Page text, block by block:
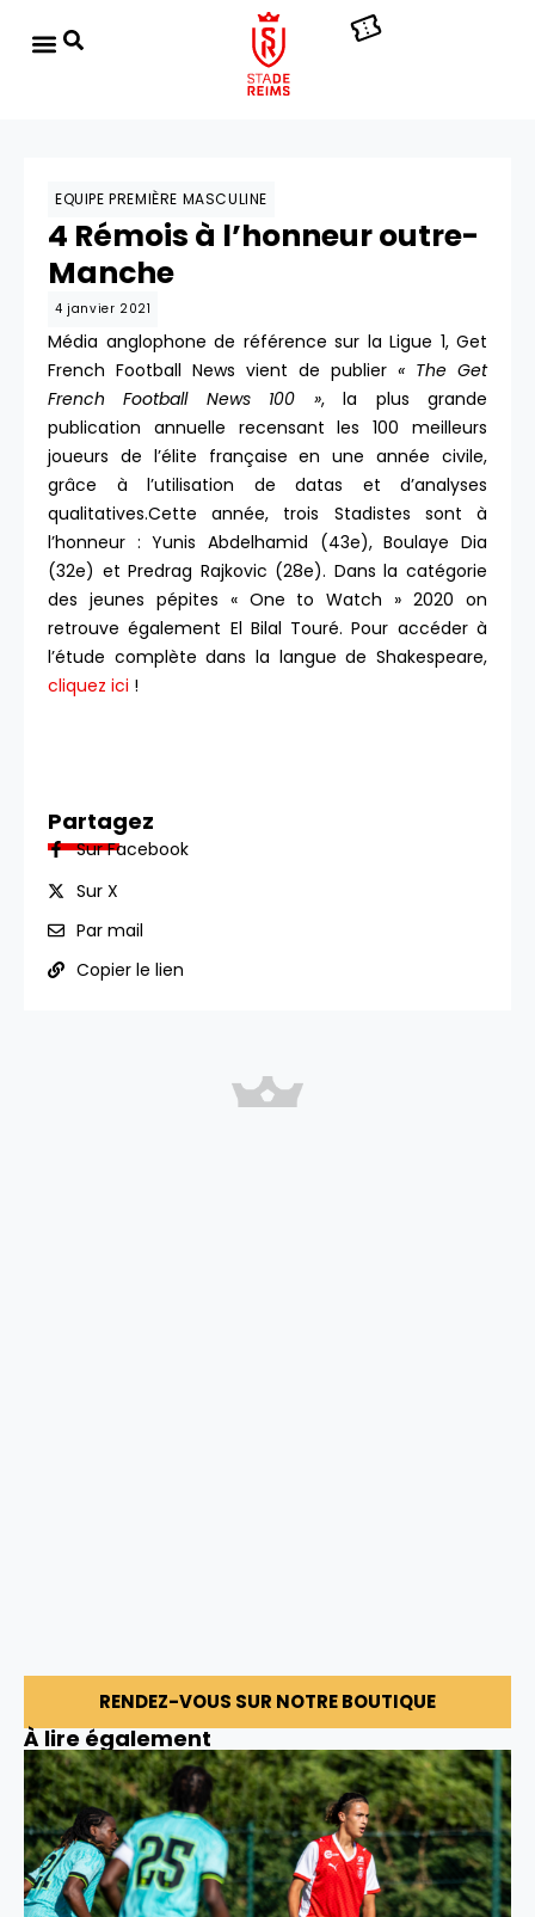
EQUIPE PREMIÈRE MASCULINE
4 Rémois à l’honneur outre-
Manche
4 janvier 2021
Média anglophone de référence sur la Ligue 1, Get
French Football News vient de publier « The Get
French Football News 100 », la plus grande
publication annuelle recensant les 100 meilleurs
joueurs de l’élite française en une année civile,
grâce à l’utilisation de datas et d’analyses
qualitatives.Cette année, trois Stadistes sont à
l’honneur : Yunis Abdelhamid (43e), Boulaye Dia
(32e) et Predrag Rajkovic (28e). Dans la catégorie
des jeunes pépites « One to Watch » 2020 on
retrouve également El Bilal Touré. Pour accéder à
l’étude complète dans la langue de Shakespeare,
cliquez ici !
Partagez
Sur Facebook
Sur X
Par mail
Copier le lien
RENDEZ-VOUS SUR NOTRE BOUTIQUE
À lire également